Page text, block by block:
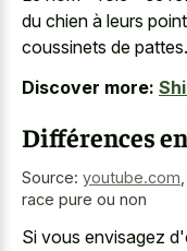
du chien à leurs
coussinets de pattes.
Discover more:
Différences
Source: youtube.com
race pure ou non
Si vous envisagez